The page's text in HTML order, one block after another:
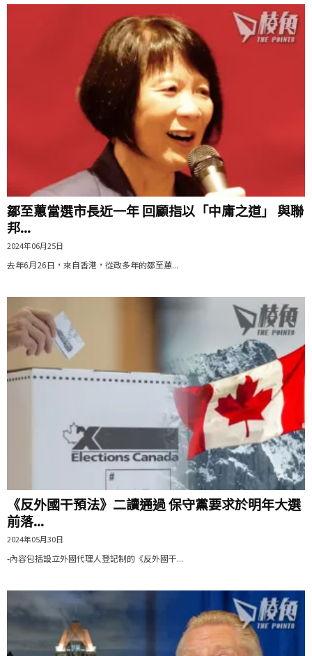
鄒至蕙當選市長近一年 回顧指以「中庸之道」 與聯
邦...
2024年06月25日
去年6月26日，來自香港，從政多年的鄒至蕙...
《反外國干預法》二讀通過 保守黨要求於明年大選
前落...
2024年05月30日
-內容包括設立外國代理人登記制的《反外國干...